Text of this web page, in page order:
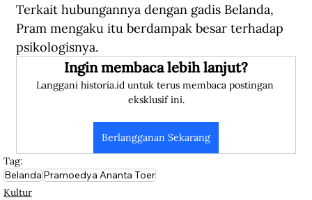
Terkait hubungannya dengan gadis Belanda,
Pram mengaku itu berdampak besar terhadap
psikologisnya.
Ingin membaca lebih lanjut?
Langgani historia.id untuk terus membaca postingan
eksklusif ini.
Berlangganan Sekarang
Tag:
BelandaPramoedya Ananta Toer
Kultur